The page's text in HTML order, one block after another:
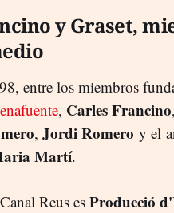
y Graset,
entre los miembros
, Carles Francino,
, Jordi Romero y el
Martí.
Reus esProducció